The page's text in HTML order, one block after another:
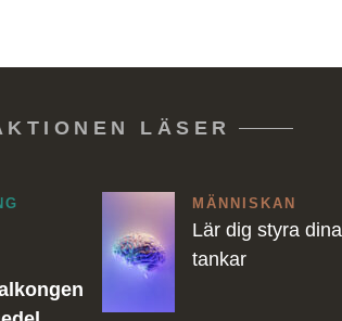
LÄSER
MÄNNISKAN
Lär dig styra dina
tankar